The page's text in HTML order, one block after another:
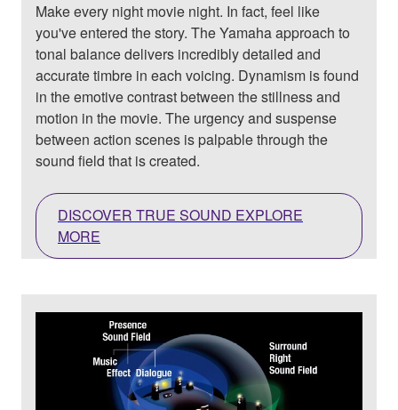
Make every night movie night. In fact, feel like
you've entered the story. The Yamaha approach to
tonal balance delivers incredibly detailed and
accurate timbre in each voicing. Dynamism is found
in the emotive contrast between the stillness and
motion in the movie. The urgency and suspense
between action scenes is palpable through the
sound field that is created.
DISCOVER TRUE SOUND EXPLORE
MORE